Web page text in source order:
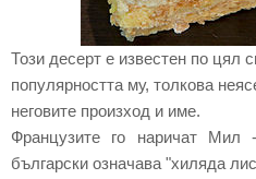
Този десерт е известен по цял
популярността му, толкова
неговите произход и име.
Французите го наричат
български означава "хиляда